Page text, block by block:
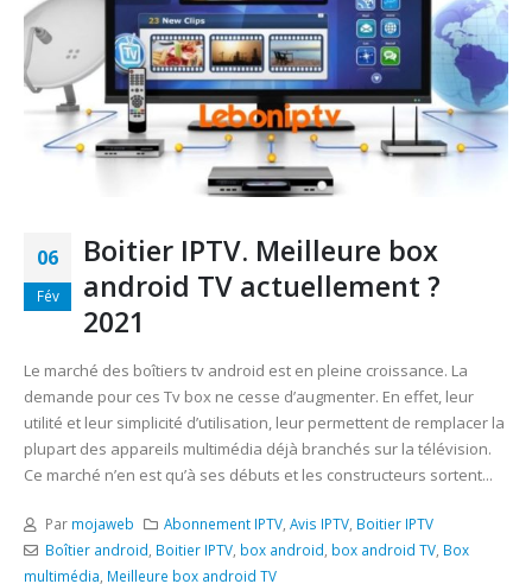
06
Fév
Boitier IPTV. Meilleure box
android TV actuellement ?
2021
Le marché des boîtiers tv android est en pleine croissance. La
demande pour ces Tv box ne cesse d’augmenter. En effet, leur
utilité et leur simplicité d’utilisation, leur permettent de remplacer la
plupart des appareils multimédia déjà branchés sur la télévision.
Ce marché n’en est qu’à ses débuts et les constructeurs sortent...
Par mojaweb Abonnement IPTV ,Avis IPTV Boitier IPTV
Boîtier android Boitier IPTV, box android box android TV, Box
multimédia Meilleure box android TV